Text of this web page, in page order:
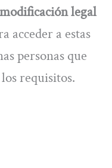
legal
acceder a estas
personas que
requisitos.